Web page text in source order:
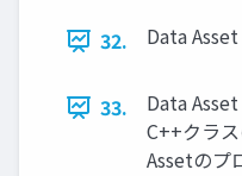
32. Data
33.
Data
C++クラ
Assetのプ